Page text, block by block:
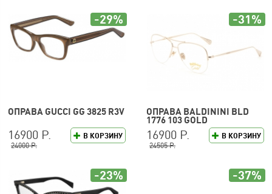
ОПРАВА GUCCI GG 3825 R3V
В КОРЗИНУ
16900 Р.
24000 Р.
-29%
ОПРАВА BALDININI BLD
1776 103 GOLD
В КОРЗИНУ
16900 Р.
24505 Р.
-31%
-23% -37%